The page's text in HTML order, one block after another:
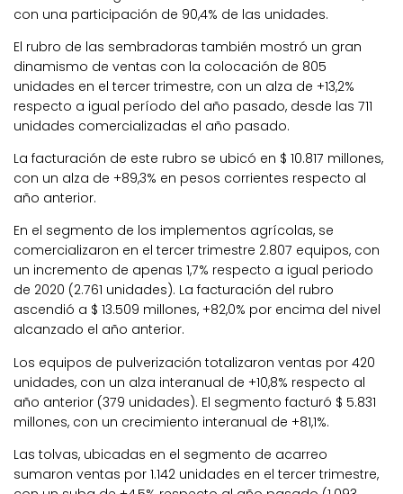
con una participación de 90,4% de las unidades.
El rubro de las sembradoras también mostró un gran
dinamismo de ventas con la colocación de 805
unidades en el tercer trimestre, con un alza de +13,2%
respecto a igual período del año pasado, desde las 711
unidades comercializadas el año pasado.
La facturación de este rubro se ubicó en $ 10.817 millones,
con un alza de +89,3% en pesos corrientes respecto al
año anterior.
En el segmento de los implementos agrícolas, se
comercializaron en el tercer trimestre 2.807 equipos, con
un incremento de apenas 1,7% respecto a igual periodo
de 2020 (2.761 unidades). La facturación del rubro
ascendió a $ 13.509 millones, +82,0% por encima del nivel
alcanzado el año anterior.
Los equipos de pulverización totalizaron ventas por 420
unidades, con un alza interanual de +10,8% respecto al
año anterior (379 unidades). El segmento facturó $ 5.831
millones, con un crecimiento interanual de +81,1%.
Las tolvas, ubicadas en el segmento de acarreo
sumaron ventas por 1.142 unidades en el tercer trimestre,